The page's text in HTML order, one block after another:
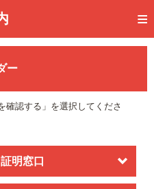
ー
確認する」を選択してくださ
明窓口